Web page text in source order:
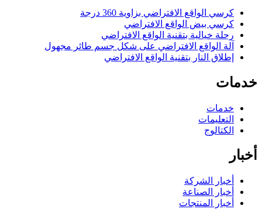
كرسي الواقع الافتراضي بزاوية 360 درجة
كرسي بيض الواقع الافتراضي
رحلة خيالية بتقنية الواقع الافتراضي
آلة الواقع الافتراضي على شكل جسم طائر مجهول
إطلاق النار بتقنية الواقع الافتراضي
خدمات
خدمات
التعليمات
الكتالوج
أخبار
أخبار الشركة
أخبار الصناعة
أخبار المنتجات